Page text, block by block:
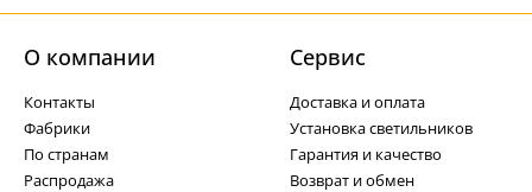
О компании
Контакты
Фабрики
По странам
Распродажа
Cервис
Доставка и оплата
Установка светильников
Гарантия и качество
Возврат и обмен